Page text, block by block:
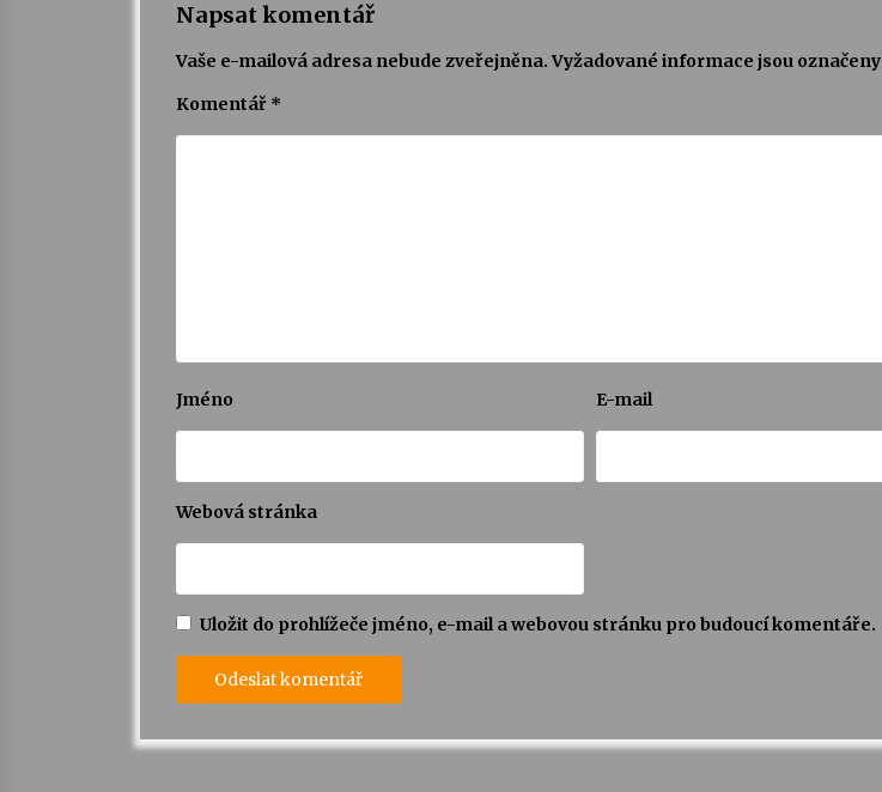
Napsat komentář
Vaše e-mailová adresa nebude zveřejněna. Vyžadované informace jsou označeny
Komentář *
Jméno E-mail
Webová stránka
Uložit do prohlížeče jméno, e-mail a webovou stránku pro budoucí komentáře.